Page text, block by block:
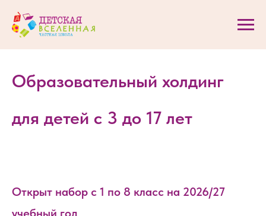
Образовательный холдинг
для детей с 3 до 17 лет
Открыт набор с 1 по 8 класс на 2026/27
учебный год